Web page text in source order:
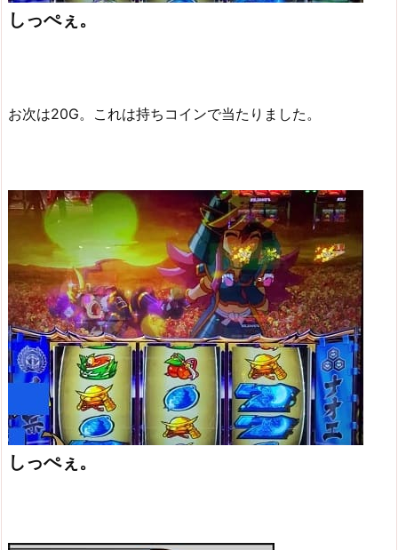
しっぺぇ。
お次は20G。これは持ちコインで当たりました。
しっぺぇ。